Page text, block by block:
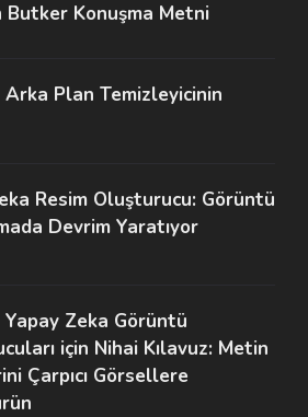
Butker Konuşma Metni
Plan Temizleyicinin
Resim Oluşturucu: Görüntü
Devrim Yaratıyor
Zeka Görüntü
için Nihai Kılavuz: Metin
Çarpıcı Görsellere